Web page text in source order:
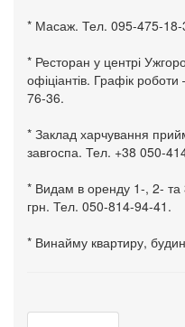
* Масаж. Тел. 095-475-18-
* Ресторан у центрі
офіціантів. Графік
76-36.
* Заклад харчування
завгоспа. Тел. +38 050-
* Видам в оренду 1-, 2- та
грн. Тел. 050-814-94-41.
* Винайму квартиру,